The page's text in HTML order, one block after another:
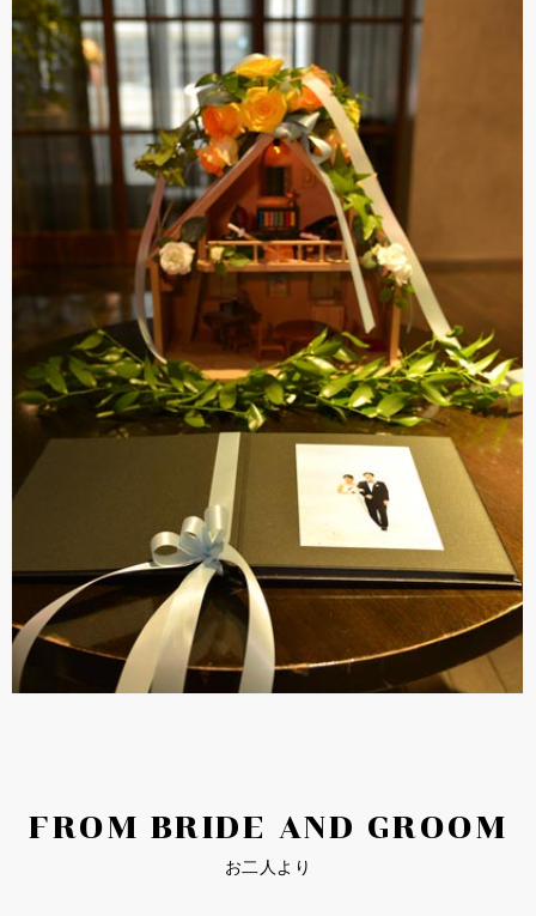
FROM BRIDE AND GROOM
お二人より